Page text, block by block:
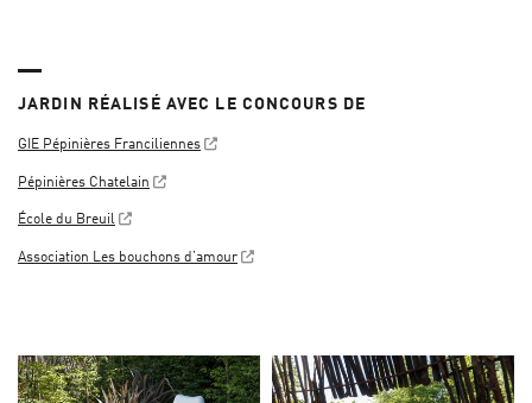
JARDIN RÉALISÉ AVEC LE CONCOURS DE
GIE Pépinières Franciliennes
Pépinières Chatelain
École du Breuil
Association Les bouchons d’amour